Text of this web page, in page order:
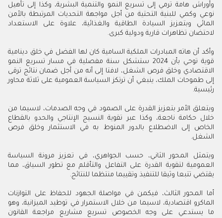
وأوراش هامة ترمي إلى تسريع النمو والتنمية البشرية، وكذا إلى تأهيل
نوعي وكمي للبنية التحتية من أجل مواجهة التحديات المرتبطة بالأمن
المائي وبتعزيز السيادة الطاقية والغذائية، علاوة على الاستعداد
لاحتضان تظاهرات قارية ودولية كبرى.
وأكد أن هاته المبادرات الملكية السامية كان لها الفضل في خلق دينامية
قوية توحي بأن 2024 ستشكل سنة مفصلية في مسار تسريع النمو
الاقتصادي وخلق فرص الشغل، لافتا إلى أنه من أجل ضمان نتائج ترقى
إلى طموحات الملك، ينبغي أن ترتكز السياسة العمومية على ثلاثة محاور
رئيسية.
ويتعلق الأمر بتعزيز القدرة على الصمود في وجه الصدمات، لاسيما من
خلال حكامة ناجعة، وكذا عبر تقوية النسيج الإنتاجي والحدو بالقطاع
الخاص إلى الاضطلاع بالدور المنوط به في الاستثمار وخلق فرص
الشغل.
ويتمثل المحور الثاني، حسب الجواهري، في تعزيز مرونة السياسة
العمومية لتقوية القدرة على التفاعل والتأقلم مع تطور السياق، مما
يقتضي تتبعا وثيقا للتنفيذ وتقييما منتظما للنتائج.
أما المحور الثالث، فيكمن في مواصلة الجهود للحفاظ على التوازنات
الماكرو اقتصادية، لاسيما من خلال الاستمرار في توطيد الميزانية، وهو
ما يستدعي على وجه الخصوص تسريع مشاريع مراجعة القانون